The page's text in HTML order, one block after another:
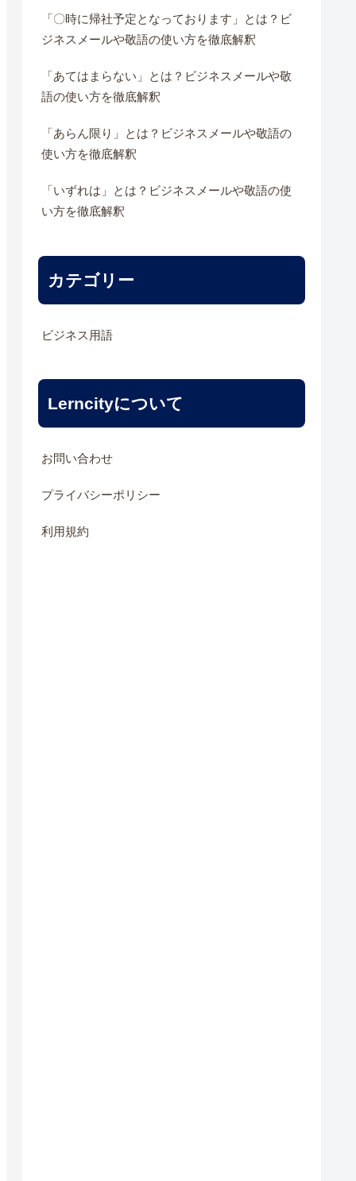
「〇時に帰社予定となっております」とは？ビ
ジネスメールや敬語の使い方を徹底解釈
「あてはまらない」とは？ビジネスメールや敬
語の使い方を徹底解釈
「あらん限り」とは？ビジネスメールや敬語の
使い方を徹底解釈
「いずれは」とは？ビジネスメールや敬語の使
い方を徹底解釈
カテゴリー
ビジネス用語
Lerncityについて
お問い合わせ
プライバシーポリシー
利用規約